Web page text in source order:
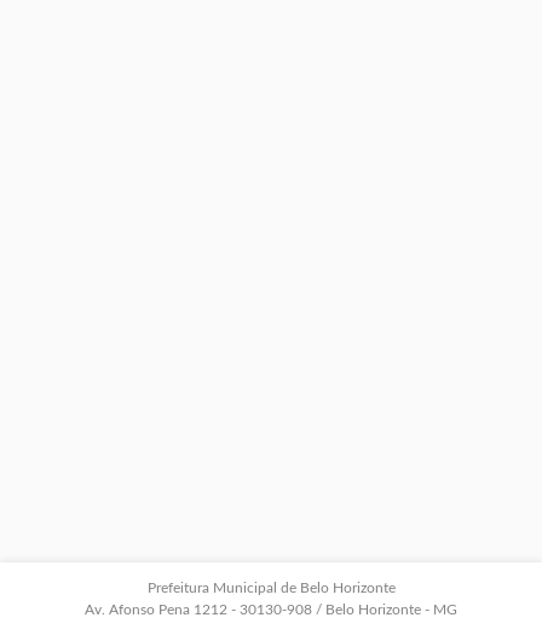
Prefeitura Municipal de Belo Horizonte
Av. Afonso Pena 1212 - 30130-908 / Belo Horizonte - MG